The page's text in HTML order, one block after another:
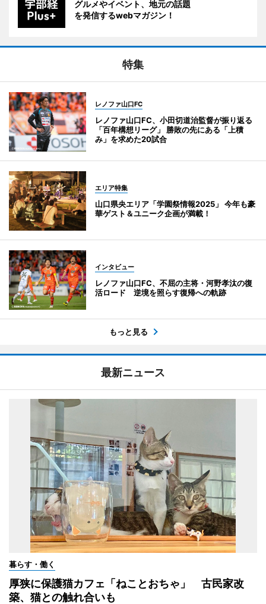
グルメやイベント、地元の話題
を発信するwebマガジン！
特集
レノファ山口FC
レノファ山口FC、小田切道治監督が振り返る
「百年構想リーグ」 勝敗の先にある「上積
み」を求めた20試合
エリア特集
山口県央エリア「学園祭情報2025」 今年も豪
華ゲスト＆ユニーク企画が満載！
インタビュー
レノファ山口FC、不屈の主将・河野孝汰の復
活ロード 逆境を照らす復帰への軌跡
もっと見る
最新ニュース
暮らす・働く
厚狭に保護猫カフェ「ねことおちゃ」 古民家改
築、猫との触れ合いも